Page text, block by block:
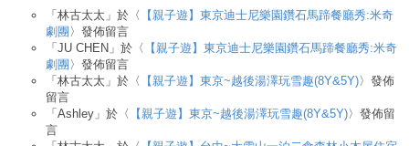
「 林古太太 」於〈
【親子遊】東京迪士尼樂園鑽石馬蹄餐廳秀:米奇
劇團 〉發佈留言
「 JU CHEN 」於〈
【親子遊】東京迪士尼樂園鑽石馬蹄餐廳秀:米奇
劇團 〉發佈留言
「 林古太太 」於〈 【親子遊】東京~越後湯澤玩雪趣(8Y&5Y)〉發佈
留言
「 Ashley 」於〈 【親子遊】東京~越後湯澤玩雪趣(8Y&5Y)〉發佈留
言